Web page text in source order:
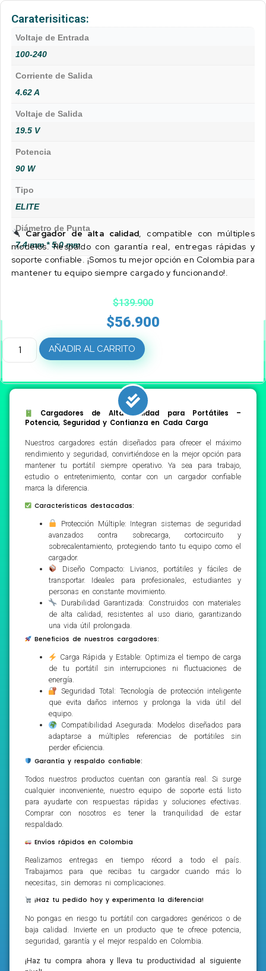
Caraterisiticas:
Voltaje de Entrada
100-240
Corriente de Salida
4.62 A
Voltaje de Salida
19.5 V
Potencia
90 W
Tipo
ELITE
Diámetro de Punta
7.4 mm * 5.0 mm
Cargador de alta calidad, compatible con múltiples
modelos. Respaldo con garantía real, entregas rápidas y
soporte confiable. ¡Somos tu mejor opción en Colombia para
mantener tu equipo siempre cargado y funcionando!.
$139.900
$56.900
AÑADIR AL CARRITO
Cargadores de Alta Calidad para Portátiles –
Potencia, Seguridad y Confianza en Cada Carga
Nuestros cargadores están diseñados para ofrecer el máximo
rendimiento y seguridad, convirtiéndose en la mejor opción para
mantener tu portátil siempre operativo. Ya sea para trabajo,
estudio o entretenimiento, contar con un cargador confiable
marca la diferencia.
Características destacadas:
Protección Múltiple: Integran sistemas de seguridad
avanzados contra sobrecarga, cortocircuito y
sobrecalentamiento, protegiendo tanto tu equipo como el
cargador.
Diseño Compacto: Livianos, portátiles y fáciles de
transportar. Ideales para profesionales, estudiantes y
personas en constante movimiento.
Durabilidad Garantizada: Construidos con materiales
de alta calidad, resistentes al uso diario, garantizando
una vida útil prolongada.
Beneficios de nuestros cargadores:
Carga Rápida y Estable: Optimiza el tiempo de carga
de tu portátil sin interrupciones ni fluctuaciones de
energía.
Seguridad Total: Tecnología de protección inteligente
que evita daños internos y prolonga la vida útil del
equipo.
Compatibilidad Asegurada: Modelos diseñados para
adaptarse a múltiples referencias de portátiles sin
perder eficiencia.
Garantía y respaldo confiable:
Todos nuestros productos cuentan con garantía real. Si surge
cualquier inconveniente, nuestro equipo de soporte está listo
para ayudarte con respuestas rápidas y soluciones efectivas.
Comprar con nosotros es tener la tranquilidad de estar
respaldado.
Envíos rápidos en Colombia
Realizamos entregas en tiempo récord a todo el país.
Trabajamos para que recibas tu cargador cuando más lo
necesitas, sin demoras ni complicaciones.
¡Haz tu pedido hoy y experimenta la diferencia!
No pongas en riesgo tu portátil con cargadores genéricos o de
baja calidad. Invierte en un producto que te ofrece potencia,
seguridad, garantía y el mejor respaldo en Colombia.
¡Haz tu compra ahora y lleva tu productividad al siguiente